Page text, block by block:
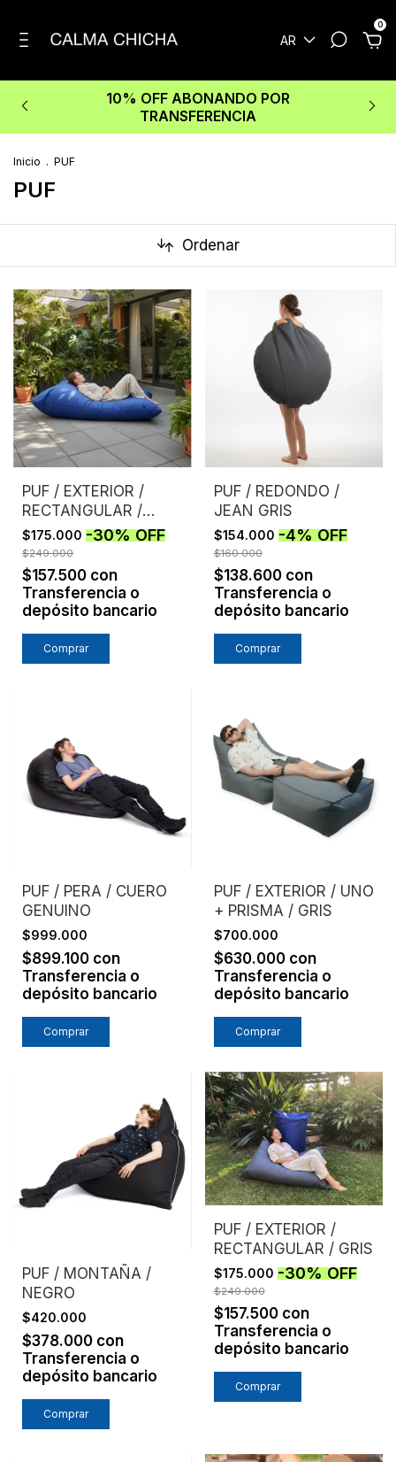
AR
0
10% OFF ABONANDO POR
TRANSFERENCIA
Inicio . PUF
PUF
Ordenar
PUF / EXTERIOR /
RECTANGULAR /
AZUL
$175.000 -30%OFF
$249.000
$157.500 con
Transferencia o
depósito bancario
PUF / REDONDO /
JEAN GRIS
$154.000 -4%OFF
$160.000
$138.600 con
Transferencia o
depósito bancario
PUF / PERA / CUERO
GENUINO
$999.000
$899.100 con
Transferencia o
depósito bancario
PUF / EXTERIOR / UNO
+ PRISMA / GRIS
$700.000
$630.000 con
Transferencia o
depósito bancario
PUF / MONTAÑA /
NEGRO
$420.000
$378.000 con
Transferencia o
depósito bancario
PUF / EXTERIOR /
RECTANGULAR / GRIS
$175.000 -30%OFF
$249.000
$157.500 con
Transferencia o
depósito bancario